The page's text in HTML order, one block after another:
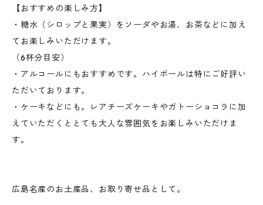
【おすすめの楽しみ方】
・糖水（シロップと果実）をソーダやお湯、お茶などに加え
てお楽しみいただけます。
（6杯分目安）
・アルコールにもおすすめです。ハイボールは特にご好評い
ただいております。
・ケーキなどにも。レアチーズケーキやガトーショコラに加
えていただくととても大人な雰囲気をお楽しみいただけま
す。
広島名産のお土産品、お取り寄せ品として。